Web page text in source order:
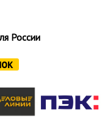
России